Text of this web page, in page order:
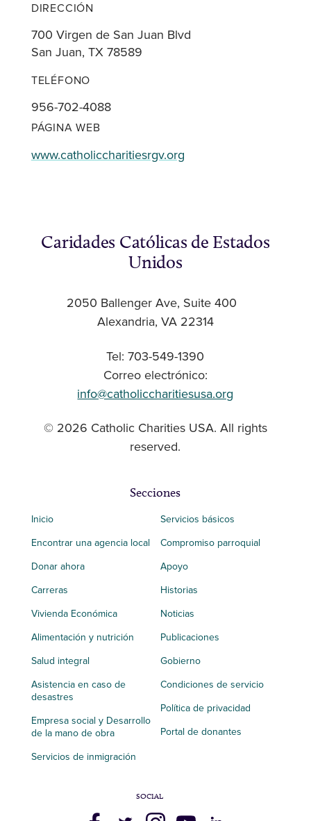
DIRECCIÓN
700 Virgen de San Juan Blvd
San Juan, TX 78589
TELÉFONO
956-702-4088
PÁGINA WEB
www.catholiccharitiesrgv.org
Caridades Católicas de Estados
Unidos
2050 Ballenger Ave, Suite 400
Alexandria, VA 22314
Tel: 703-549-1390
Correo electrónico:
info@catholiccharitiesusa.org
© 2026 Catholic Charities USA. All rights
reserved.
Secciones
Inicio
Encontrar una agencia local
Donar ahora
Carreras
Vivienda Económica
Alimentación y nutrición
Salud integral
Asistencia en caso de
desastres
Empresa social y Desarrollo
de la mano de obra
Servicios de inmigración
Servicios básicos
Compromiso parroquial
Apoyo
Historias
Noticias
Publicaciones
Gobierno
Condiciones de servicio
Política de privacidad
Portal de donantes
SOCIAL